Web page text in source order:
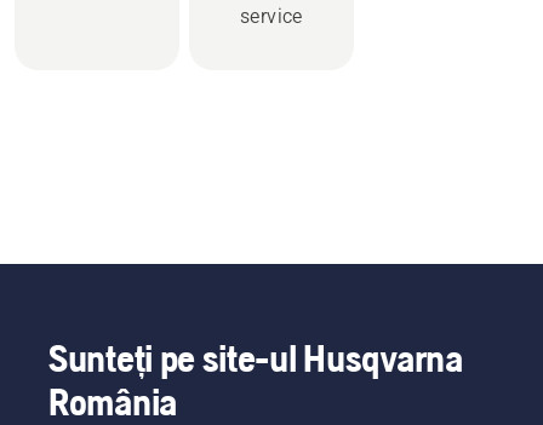
service
Sunteți pe site-ul Husqvarna
România